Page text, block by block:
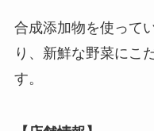
合成添加物を使って
り、新鮮な野菜にこ
す。